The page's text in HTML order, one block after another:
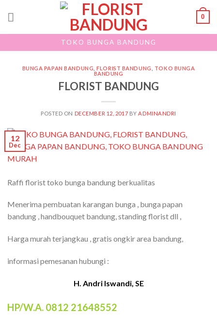
0
TOKO BUNGA BANDUNG
BUNGA PAPAN BANDUNG ,FLORIST BANDUNG
TOKO BUNGA
BANDUNG
FLORIST BANDUNG
POSTED ON DECEMBER 12, 2017 BY ADMINANDRI
12
Dec
Raffi florist toko bunga bandung berkualitas
Menerima pembuatan karangan bunga , bunga papan
bandung , handbouquet bandung, standing florist dll ,
Harga murah terjangkau , gratis ongkir area bandung,
informasi pemesanan hubungi :
H. Andri Iswandi, SE
HP/W.A. 0812 21648552